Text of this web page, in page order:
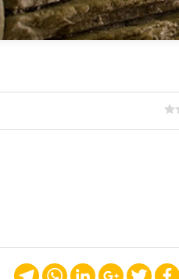
Facebook
Twitter
Google+
LinkedIn
WhatsApp
Telegram